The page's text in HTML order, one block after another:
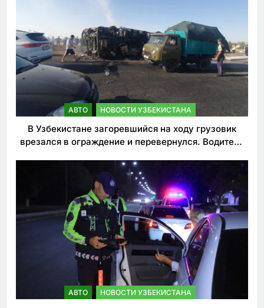
АВТО НОВОСТИ УЗБЕКИСТАНА
В Узбекистане загоревшийся на ходу грузовик
врезался в ограждение и перевернулся. Водитель
АВТО НОВОСТИ УЗБЕКИСТАНА